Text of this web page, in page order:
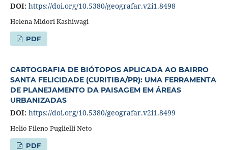
DOI: https://doi.org/10.5380/geografar.v2i1.8498
Helena Midori Kashiwagi
PDF
CARTOGRAFIA DE BIÓTOPOS APLICADA AO BAIRRO
SANTA FELICIDADE (CURITIBA/PR): UMA FERRAMENTA
DE PLANEJAMENTO DA PAISAGEM EM ÁREAS
URBANIZADAS
DOI: https://doi.org/10.5380/geografar.v2i1.8499
Helio Fileno Puglielli Neto
PDF